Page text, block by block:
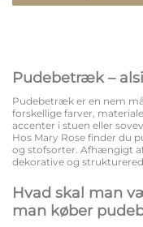
Pudebetræk –
Pudebetræk er en nem
forskellige farver,
accenter i stuen eller
Hos Mary Rose finder du
og stofsorter. Afhængigt
dekorative og
Hvad skal man
man køber